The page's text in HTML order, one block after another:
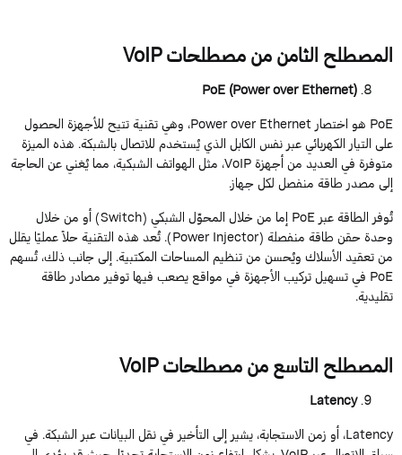
المصطلحالثامنمنمصطلحاتVoIP
PoE(PoweroverEthernet)
PoE هو اختصارPower over Ethernet، وهيتقنيةتتيح للأجهزةالحصول
علىالتيارالكهربائيعبرنفسالكابلالذييُستخدمللاتصالبالشبكة. هذهالميزة
متوفرةفيالعديدمنأجهزةVoIP، مثلالهواتفالشبكية، ممايُغنيعنالحاجة
إلىمصدرطاقةمنفصللكلجهاز.
تُوفرالطاقةعبرPoEإما منخلالالمحوّلالشبكي(
Switch
)أو منخلال
وحدةحقنطاقةمنفصلة(
Power Injector
).تُعدهذهالتقنيةحلاًعمليًايقلل
منتعقيدالأسلاكويُحسنمنتنظيمالمساحاتالمكتبية.إلىجانبذلك،تُسهم
PoE في تسهيل تركيب الأجهزة في مواقع يصعب فيها توفير مصادر طاقة
تقليدية.
المصطلحالتاسعمنمصطلحاتVoIP
Latency
Latency،أو زمنالاستجابة،يشيرإلىالتأخيرفينقلالبياناتعبرالشبكة. في